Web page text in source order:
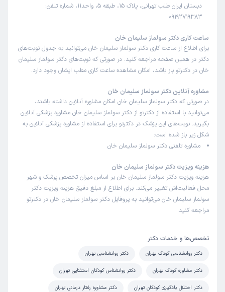
دبستان ایران طلب تهرانی، پلاک 15، طبقه 5، واحد11، شماره تلفن:
09192719383
ساعت کاری دکتر سولماز سلیمان خان
برای اطلاع از ساعت کاری دکتر سولماز سلیمان خان می‌توانید به جدول نوبت‌های
دکتر در همین صفحه مراجعه کنید. در صورتی که نوبت‌های دکتر سولماز سلیمان
خان در دکترتو باز باشد، امکان مشاهده ساعت کاری مطب ایشان وجود دارد.
مشاوره آنلاین دکتر سولماز سلیمان خان
در صورتی که دکتر سولماز سلیمان خان امکان مشاوره آنلاین داشته باشند،
می‌توانید با استفاده از دکترتو از دکتر سولماز سلیمان خان مشاوره پزشکی آنلاین
بگیرید. نوبت‌های این پزشک در دکترتو برای استفاده از مشاوره پزشکی آنلاین به
شکل زیر باز شده است:
مشاوره تلفنی دکتر سولماز سلیمان خان
هزینه ویزیت دکتر سولماز سلیمان خان
هزینه ویزیت دکتر سولماز سلیمان خان بر اساس میزان تخصص پزشک و شهر
محل فعالیت‌اش تغییر می‌کند. برای اطلاع از مبلغ دقیق هزینه ویزیت دکتر
سولماز سلیمان خان می‌توانید به پروفایل دکتر سولماز سلیمان خان در دکترتو
مراجعه کنید.
تخصص‌ها و خدمات دکتر
دکتر روانشناسی کودک تهران دکتر روانشناسی تهران
دکتر مشاوره کودک تهران دکتر روانشناس کودکان استثنایی تهران
دکتر اختلال یادگیری کودکان تهران دکتر مشاوره رفتار درمانی تهران